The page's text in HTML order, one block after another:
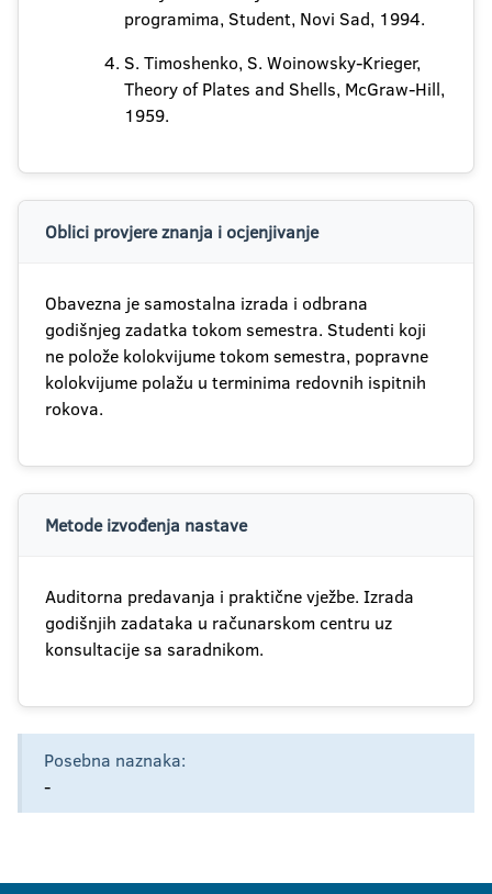
programima, Student, Novi Sad, 1994.
S. Timoshenko, S. Woinowsky-Krieger,
Theory of Plates and Shells, McGraw-Hill,
1959.
Oblici provjere znanja i ocjenjivanje
Obavezna je samostalna izrada i odbrana
godišnjeg zadatka tokom semestra. Studenti koji
ne polože kolokvijume tokom semestra, popravne
kolokvijume polažu u terminima redovnih ispitnih
rokova.
Metode izvođenja nastave
Auditorna predavanja i praktične vježbe. Izrada
godišnjih zadataka u računarskom centru uz
konsultacije sa saradnikom.
Posebna naznaka:
-